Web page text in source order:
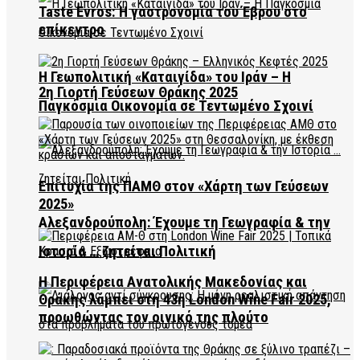
Η Γεωπολιτική «Καταιγίδα» του Ιράν – Η
Παγκόσμια Οικονομία σε Τεντωμένο Σχοινί
Αλεξανδρούπολη: Έχουμε τη Γεωγραφία & την
Ιστορία … ζητείται Πολιτική
Taste Evros: Η γαστρονομία του Έβρου στο
επίκεντρο
2η Γιορτή Γεύσεων Θράκης 2025
Επιτυχία της ΠΑΜΘ στον «Χάρτη των Γεύσεων
2025»
Η Περιφέρεια Ανατολικής Μακεδονίας και
Θράκης λάμπει στη 43η London Wine Fair 2025,
προωθώντας τον οινικό της πλούτο